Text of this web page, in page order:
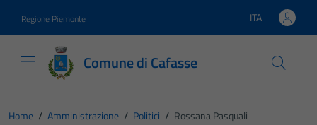
Regione Piemonte Lingua attiva:
ITA
Comune di Cafasse
Home / Amministrazione / Politici / Rossana Pasquali